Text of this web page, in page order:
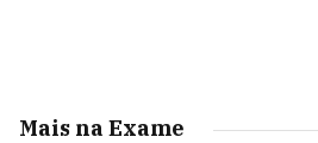
Mais na Exame